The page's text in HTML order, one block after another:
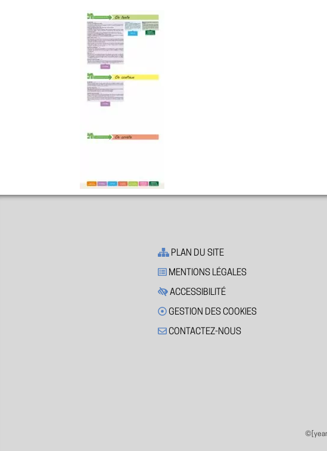
PLAN DU SITE
MENTIONS LÉGALES
ACCESSIBILITÉ
GESTION DES COOKIES
CONTACTEZ-NOUS